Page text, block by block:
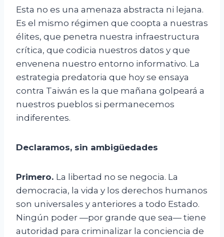
Esta no es una amenaza abstracta ni lejana.
Es el mismo régimen que coopta a nuestras
élites, que penetra nuestra infraestructura
crítica, que codicia nuestros datos y que
envenena nuestro entorno informativo. La
estrategia predatoria que hoy se ensaya
contra Taiwán es la que mañana golpeará a
nuestros pueblos si permanecemos
indiferentes.
Declaramos, sin ambigüedades
Primero. La libertad no se negocia. La
democracia, la vida y los derechos humanos
son universales y anteriores a todo Estado.
Ningún poder —por grande que sea— tiene
autoridad para criminalizar la conciencia de